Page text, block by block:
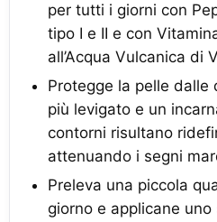
per tutti i giorni con
tipo I e II e con
all’Acqua Vulcanica di
Protegge la pelle dalle
più levigato e un
contorni risultano
attenuando i segni
Preleva una piccola
giorno e applicane